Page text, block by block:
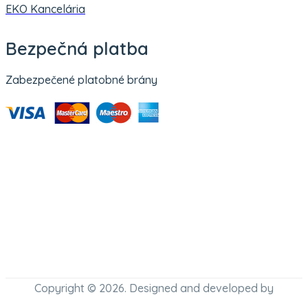
EKO Kancelária
Bezpečná platba
Zabezpečené platobné brány
Copyright © 2026. Designed and developed by